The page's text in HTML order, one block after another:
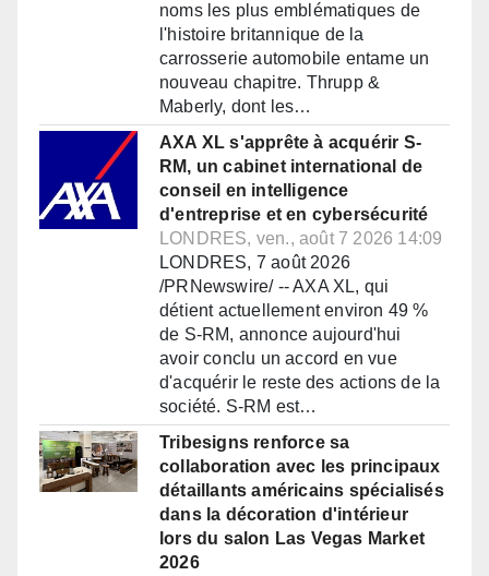
noms les plus emblématiques de
l'histoire britannique de la
carrosserie automobile entame un
nouveau chapitre. Thrupp &
Maberly, dont les…
AXA XL s'apprête à acquérir S-
RM, un cabinet international de
conseil en intelligence
d'entreprise et en cybersécurité
LONDRES, ven., août 7 2026 14:09
LONDRES, 7 août 2026
/PRNewswire/ -- AXA XL, qui
détient actuellement environ 49 %
de S-RM, annonce aujourd'hui
avoir conclu un accord en vue
d'acquérir le reste des actions de la
société. S-RM est…
Tribesigns renforce sa
collaboration avec les principaux
détaillants américains spécialisés
dans la décoration d'intérieur
lors du salon Las Vegas Market
2026